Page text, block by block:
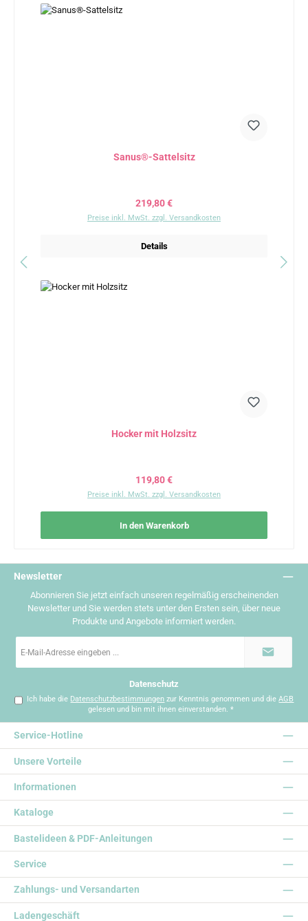
Sanus®-Sattelsitz
Regulärer Preis:
219,80 €
Preise inkl. MwSt. zzgl. Versandkosten
Details
Hocker mit Holzsitz
Regulärer Preis:
119,80 €
Preise inkl. MwSt. zzgl. Versandkosten
In den Warenkorb
Newsletter
Abonnieren Sie jetzt einfach unseren regelmäßig erscheinenden
Newsletter und Sie werden stets unter den Ersten sein, über neue
Produkte und Angebote informiert werden.
Mail-
Datenschutz
Ich habe die Datenschutzbestimmungen zur Kenntnis genommen und dieAGB
gelesen und bin mit ihnen einverstanden. *
Service-Hotline
Informationen
Kataloge
Bastelideen & PDF-Anleitungen
Service
Zahlungs- und Versandarten
Ladengeschäft
Unsere Vorteile